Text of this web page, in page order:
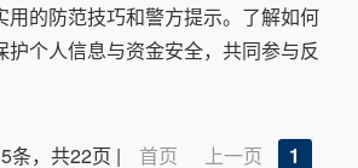
用的防范技巧和警方提示。了解如何
护个人信息与资金安全，共同参与反
条，共22页 | 首页 上一页
1